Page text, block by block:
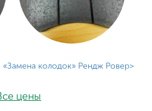
колодок» Рендж Ровер
цены